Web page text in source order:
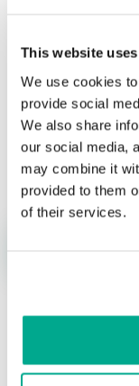
This website
We use cookies
provide social
We also share
our social media,
may combine it
provided to them
of their services.
Nombre*
ÚLTIMAS